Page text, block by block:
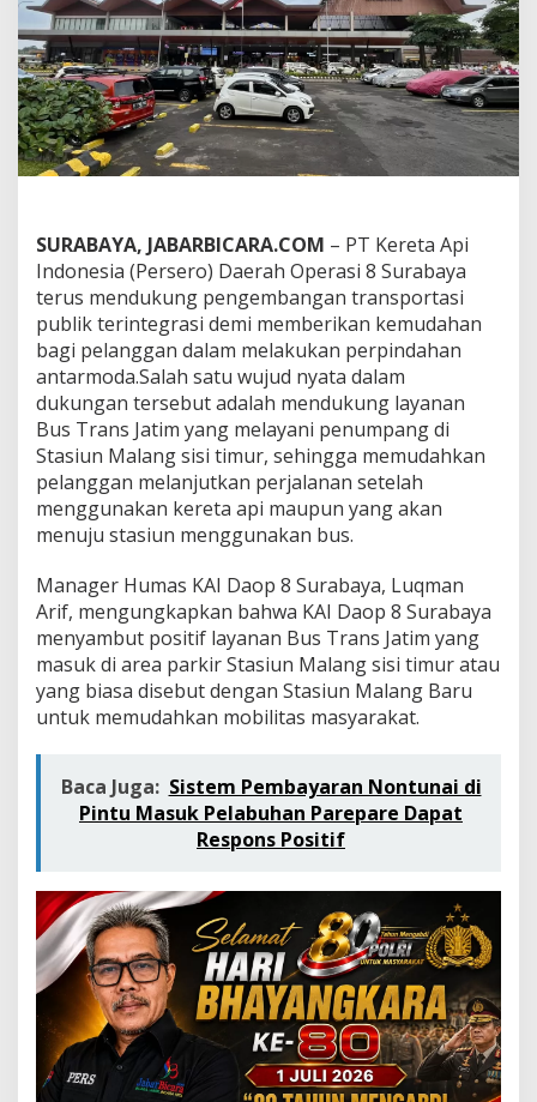
a
D
u
k
u
n
g
I
e
g
r
a
s
i
T
a
n
s
p
o
r
t
s
i
A
n
t
a
r
d
a
,
L
y
n
a
n
B
u
s
SURABAYA, JABARBICARA.COM – PT Kereta Api
Indonesia (Persero) Daerah Operasi 8 Surabaya
terus mendukung pengembangan transportasi
publik terintegrasi demi memberikan kemudahan
bagi pelanggan dalam melakukan perpindahan
antarmoda.Salah satu wujud nyata dalam
dukungan tersebut adalah mendukung layanan
Bus Trans Jatim yang melayani penumpang di
Stasiun Malang sisi timur, sehingga memudahkan
pelanggan melanjutkan perjalanan setelah
menggunakan kereta api maupun yang akan
menuju stasiun menggunakan bus.
Manager Humas KAI Daop 8 Surabaya, Luqman
Arif, mengungkapkan bahwa KAI Daop 8 Surabaya
menyambut positif layanan Bus Trans Jatim yang
masuk di area parkir Stasiun Malang sisi timur atau
yang biasa disebut dengan Stasiun Malang Baru
untuk memudahkan mobilitas masyarakat.
Baca Juga: Sistem Pembayaran Nontunai di
Pintu Masuk Pelabuhan Parepare Dapat
Respons Positif